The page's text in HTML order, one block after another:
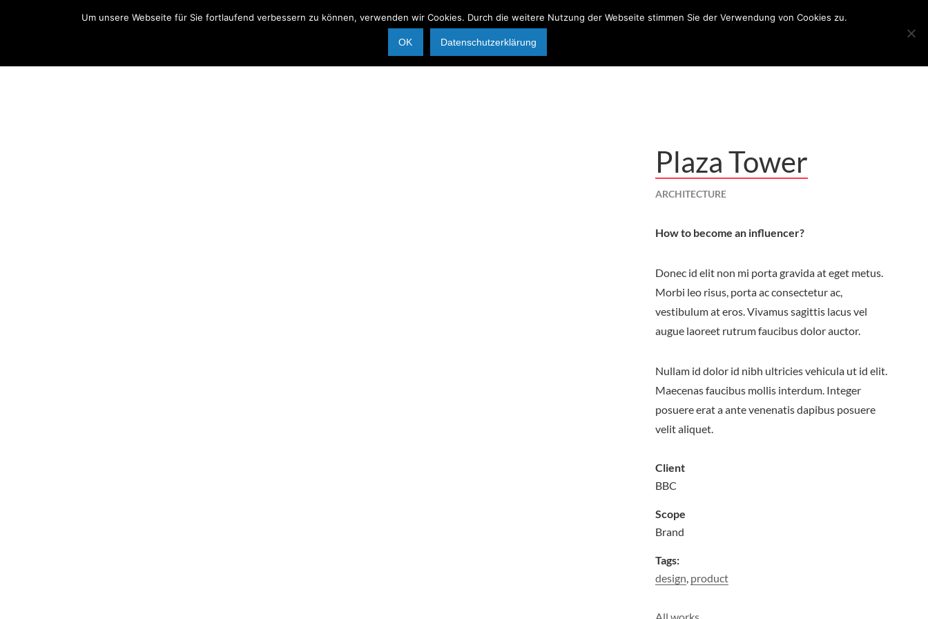
Plaza Tower
ARCHITECTURE
How to become an influencer?
Donec id elit non mi porta gravida at eget metus.
Morbi leo risus, porta ac consectetur ac,
vestibulum at eros. Vivamus sagittis lacus vel
augue laoreet rutrum faucibus dolor auctor.
Nullam id dolor id nibh ultriciesvehiculaut id elit.
Maecenas faucibus mollis interdum. Integer
posuere erat a ante venenatis dapibus posuere
velit aliquet.
Client
BBC
Scope
Brand
Tags:
design, product
Um unsere Webseite für Sie fortlaufend verbessern zu können, verwenden wir Cookies. Durch die weitere Nutzung der Webseite stimmen Sie der Verwendung von Cookies zu.
OK Datenschutzerklärung